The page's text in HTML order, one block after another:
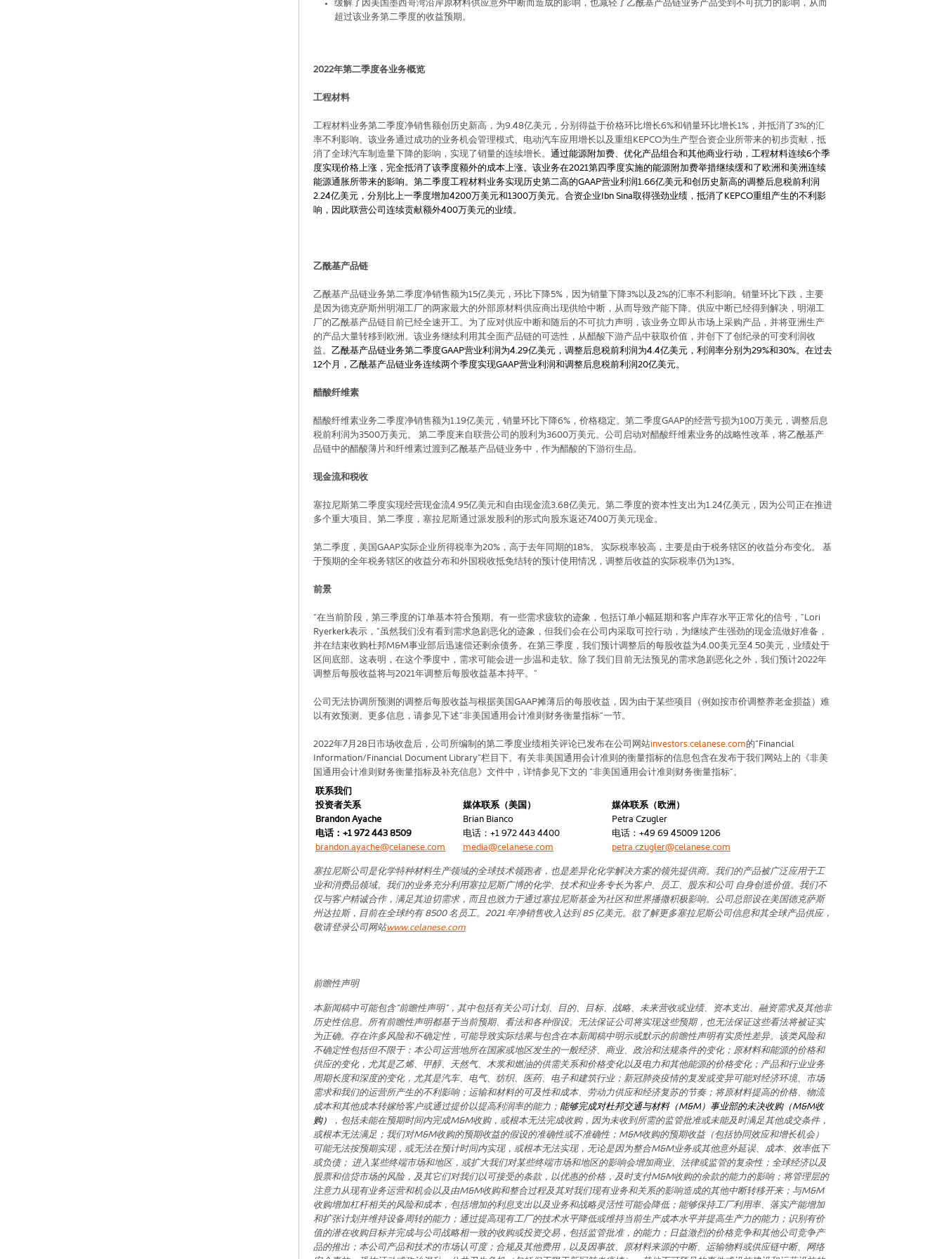
缓解了因美国墨西哥湾沿岸原材料供应意外中断而造成的影响，也减轻了乙酰基产品链业务产品受到不可抗力的影响，从而
超过该业务第二季度的收益预期。
2022年第二季度各业务概览
工程材料
工程材料业务第二季度净销售额创历史新高，为9.48亿美元，分别得益于价格环比增长6%和销量环比增长1%，并抵消了3%的汇
率不利影响。该业务通过成功的业务机会管理模式、电动汽车应用增长以及重组 KEPCO为生产型合资企业所带来的初步贡献，抵
消了全球汽车制造量下降的影响，实现了销量的连续增长。 通过能源附加费、优化产品组合和其他商业行动，工程材料连续6个季
度实现价格上涨，完全抵消了该季度额外的成本上涨。该业务在2021第四季度实施的能源附加费举措继续缓和了欧洲和美洲连续
能源通胀所带来的影响。第二季度工程材料业务实现历史第二高的GAAP营业利润1.66亿美元和创历史新高的调整后息税前利润
2.24亿美元，分别比上一季度增加4200万美元和1300万美元。合资企业 Ibn Sina取得强劲业绩，抵消了 KEPCO重组产生的不利影
响，因此联营公司连续贡献额外400万美元的业绩。
乙酰基产品链
乙酰基产品链业务第二季度净销售额为15亿美元，环比下降5%，因为销量下降3%以及2%的汇率不利影响。销量环比下跌，主要
是因为德克萨斯州明湖工厂的两家最大的外部原材料供应商出现供给中断，从而导致产能下降。供应中断已经得到解决，明湖工
厂的乙酰基产品链目前已经全速开工。为了应对供应中断和随后的不可抗力声明，该业务立即从市场上采购产品，并将亚洲生产
的产品大量转移到欧洲。该业务继续利用其全面产品链的可选性，从醋酸下游产品中获取价值，并创下了创纪录的可变利润收
益。 乙酰基产品链业务第二季度GAAP营业利润为4.29亿美元，调整后息税前利润为4.4亿美元，利润率分别为29%和30%。在过去
12个月，乙酰基产品链业务连续两个季度实现GAAP营业利润和调整后息税前利润20亿美元。
醋酸纤维素
醋酸纤维素业务二季度净销售额为1.19亿美元，销量环比下降6%，价格稳定。第二季度GAAP的经营亏损为100万美元，调整后息
税前利润为3500万美元。 第二季度来自联营公司的股利为3600万美元。公司启动对醋酸纤维素业务的战略性改革，将乙酰基产
品链中的醋酸薄片和纤维素过渡到乙酰基产品链业务中，作为醋酸的下游衍生品。
现金流和税收
塞拉尼斯第二季度实现经营现金流4.95亿美元和自由现金流3.68亿美元。第二季度的资本性支出为1.24亿美元，因为公司正在推进
多个重大项目。第二季度，塞拉尼斯通过派发股利的形式向股东返还7400万美元现金。
第二季度，美国GAAP实际企业所得税率为20%，高于去年同期的18%。 实际税率较高，主要是由于税务辖区的收益分布变化。
基
于预期的全年税务辖区的收益分布和外国税收抵免结转的预计使用情况，调整后收益的实际税率仍为13%。
前景
“在当前阶段，第三季度的订单基本符合预期。有一些需求疲软的迹象，包括订单小幅延期和客户库存水平正常化的信号，”Lori
Ryerkerk表示，“虽然我们没有看到需求急剧恶化的迹象，但我们会在公司内采取可控行动，为继续产生强劲的现金流做好准备，
并在结束收购杜邦M&M事业部后迅速偿还剩余债务。在第三季度，我们预计调整后的每股收益为4.00美元至4.50美元，业绩处于
区间底部。这表明，在这个季度中，需求可能会进一步温和走软。除了我们目前无法预见的需求急剧恶化之外，我们预计2022年
调整后每股收益将与2021年调整后每股收益基本持平。”
公司无法协调所预测的调整后每股收益与根据美国GAAP摊薄后的每股收益，因为由于某些项目（例如按市价调整养老金损益）难
以有效预测。更多信息，请参见下述“非美国通用会计准则财务衡量指标”一节。
2022年7月 28 日市场收盘后，公司所编制的第二季度业绩相关评论已发布在公司网站investors.celanese.com的“ Financial
Information/Financial Document Library”栏目下。有关非美国通用会计准则的衡量指标的信息包含在发布于我们网站上的《非美
国通用会计准则财务衡量指标及补充信息》文件中，详情参见下文的 “非美国通用会计准则财务衡量指标”。
联系我们
投资者关系
媒体联系（美国）
媒体联系（欧洲）
Brandon Ayache
Brian Bianco
Petra Czugler
电话：+1 972 443 8509 电话：+1 972 443 4400 电话：+49 69 45009 1206
brandon.ayache@celanese.com
media@celanese.com petra.czugler@celanese.com
塞拉尼斯公司是化学特种材料生产领域的全球技术领跑者，也是差异化化学解决方案的领先提供商。我们的产品被广泛应用于工
业和消费品领域。我们的业务充分利用塞拉尼斯广博的化学、技术和业务专长为客户、员工、股东和公司 自身创造价值。我们不
仅与客户精诚合作，满足其迫切需求，而且也致力于通过塞拉尼斯基金为社区和世界播撒积极影响。公司总部设在美国德克萨斯
州达拉斯，目前在全球约有 8500 名员工。 2021 年净销售收入达到85 亿美元。欲了解更多塞拉尼斯公司信息和其全球产品供应，
敬请登录公司网站www.celanese.com
前瞻性声明
本新闻稿中可能包含“前瞻性声明”，其中包括有关公司计划、目的、目标、战略、未来营收或业绩、资本支出、融资需求及其他非
历史性信息。所有前瞻性声明都基于当前预期、看法和各种假设。无法保证公司将实现这些预期，也无法保证这些看法将被证实
为正确。存在许多风险和不确定性，可能导致实际结果与包含在本新闻稿中明示或默示的前瞻性声明有实质性差异。该类风险和
不确定性包括但不限于：本公司运营地所在国家或地区发生的一般经济、商业、政治和法规条件的变化；原材料和能源的价格和
供应的变化，尤其是乙烯、甲醇、天然气、木浆和燃油的供需关系和价格变化以及电力和其他能源的价格变化；产品和行业业务
周期长度和深度的变化，尤其是汽车、电气、纺织、医药、电子和建筑行业；新冠肺炎疫情的复发或变异可能对经济环境、市场
需求和我们的运营所产生的不利影响；运输和材料的可及性和成本、劳动力供应和经济复苏的节奏；将原材料提高的价格、物流
成本和其他成本转嫁给客户或通过提价以提高利润率的能力； 能够完成对杜邦交通与材料（M&M）事业部的未决收购（M&M收
购）
，包括未能在预期时间内完成M&M收购，或根本无法完成收购，因为未收到所需的监管批准或未能及时满足其他成交条件，
或根本无法满足；我们对M&M收购的预期收益的假设的准确性或不准确性； M&M收购的预期收益（包括协同效应和增长机会）
可能无法按预期实现，或无法在预计时间内实现，或根本无法实现，无论是因为整合M&M业务或其他意外延误、成本、效率低下
或负债；
进入某些终端市场和地区，或扩大我们对某些终端市场和地区的影响会增加商业、法律或监管的复杂性；全球经济以及
股票和信贷市场的风险，及其它们对我们以可接受的条款，以优惠的价格，及时支付M&M收购的余款的能力的影响；将管理层的
注意力从现有业务运营和机会以及由M&M收购和整合过程及其对我们现有业务和关系的影响造成的其他中断转移开来；与M&M
收购增加杠杆相关的风险和成本，包括增加的利息支出以及业务和战略灵活性可能会降低；能够保持工厂利用率、落实产能增加
和扩张计划并维持设备周转的能力；通过提高现有工厂的技术水平降低或维持当前生产成本水平并提高生产力的能力；识别有价
值的潜在收购目标并完成与公司战略相一致的收购或投资交易，包括监管批准，的能力；日益激烈的价格竞争和其他公司竞争产
品的推出；本公司产品和技术的市场认可度；合规及其他费用，以及因事故、原材料来源的中断、运输物料或供应链中断、网络